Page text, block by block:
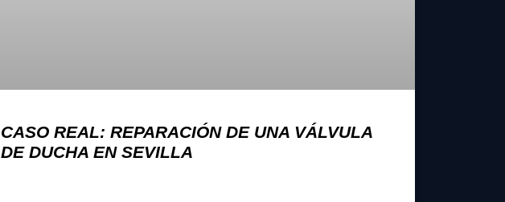
CASO REAL: REPARACIÓN DE UNA VÁLVULA
DE DUCHA EN SEVILLA